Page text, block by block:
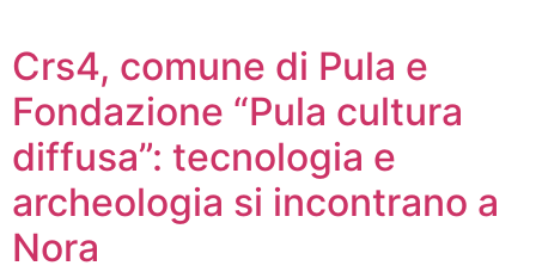
Crs4, comune di Pula e
Fondazione “Pula cultura
diffusa”: tecnologia e
archeologia si incontrano a
Nora